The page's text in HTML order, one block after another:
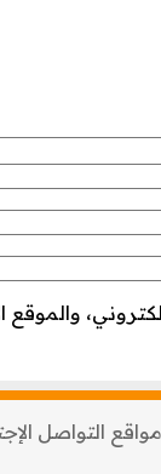
والموقع
التواصل